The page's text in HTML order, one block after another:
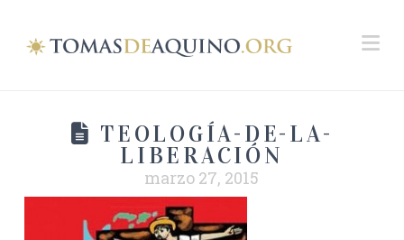
TEOLOGÍA-DE-LA-
LIBERACIÓN
marzo 27, 2015